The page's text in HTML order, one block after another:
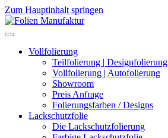
Zum Hauptinhalt springen
Vollfolierung
Teilfolierung | Designfolierung
Vollfolierung | Autofolierung
Showroom
Preis Anfrage
Folierungsfarben / Designs
Lackschutzfolie
Die Lackschutzfolierung